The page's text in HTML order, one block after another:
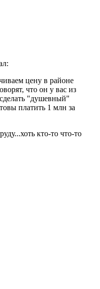
цену в районе
что он у вас из
"душевный"
платить 1 млн за
кто-то что-то